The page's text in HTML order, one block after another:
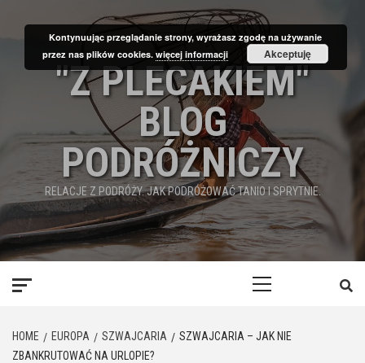
"Z PLECAKIEM"
BLOG
PODRÓŻNICZY
RELACJE Z PODRÓŻY. JAK PODRÓŻOWAĆ TANIO I SPRYTNIE.
HOME EUROPA SZWAJCARIA
SZWAJCARIA – JAK NIE
ZBANKRUTOWAĆ NA URLOPIE?
Kontynuując przeglądanie strony, wyrażasz zgodę na używanie
przez nas plików cookies.więcej informacji Akceptuję